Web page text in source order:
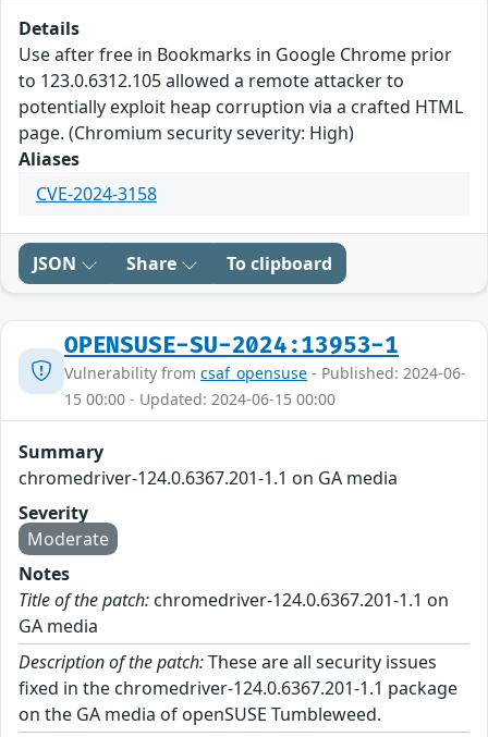
Details
Use after free in Bookmarks in Google Chrome prior
to 123.0.6312.105 allowed a remote attacker to
potentially exploit heap corruption via a crafted HTML
page. (Chromium security severity: High)
Aliases
CVE-2024-3158
JSON Share To clipboard
OPENSUSE-SU-2024:13953-1
Vulnerability from csaf_opensuse - Published: 2024-06-
15 00:00 - Updated: 2024-06-15 00:00
Summary
chromedriver-124.0.6367.201-1.1 on GA media
Severity
Moderate
Notes
Title of the patch: chromedriver-124.0.6367.201-1.1 on
GA media
Description of the patch:These are all security issues
fixed in the chromedriver-124.0.6367.201-1.1 package
on the GA media of openSUSE Tumbleweed.